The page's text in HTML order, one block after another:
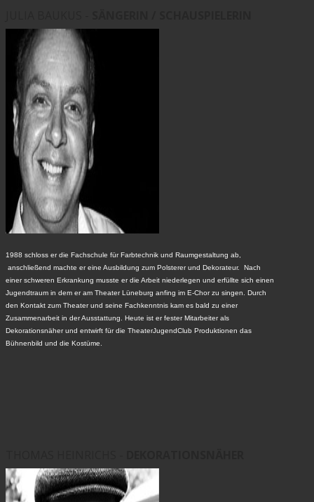
1988 schloss er die Fachschule für Farbtechnik und Raumgestaltung ab,
anschließend machte er eine Ausbildung zum Polsterer und Dekorateur. Nach
einer schweren Erkrankung musste er die Arbeit niederlegen und erfüllte sich einen
Jugendtraum in dem er am Theater Lüneburg anfing im E-Chor zu singen. Durch
den Kontakt zum Theater und seine Fachkenntnis kam es bald zu einer
Zusammenarbeit in der Ausstattung. Heute ist er fester Mitarbeiter als
Dekorationsnäher und entwirft für die TheaterJugendClub Produktionen das
Bühnenbild und die Kostüme.